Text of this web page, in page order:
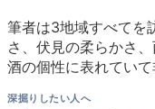
筆者は3地域すべてを
さ、伏見の柔らかさ
酒の個性に表れていて
深掘りしたい人へ